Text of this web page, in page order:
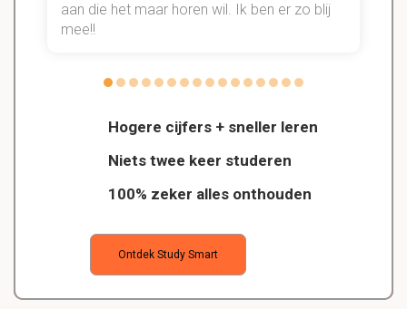
Hogere cijfers + sneller leren
Niets twee keer studeren
100% zeker alles onthouden
Ontdek Study Smart
aan die het maar horen wil. Ik ben er zo blij
mee!!